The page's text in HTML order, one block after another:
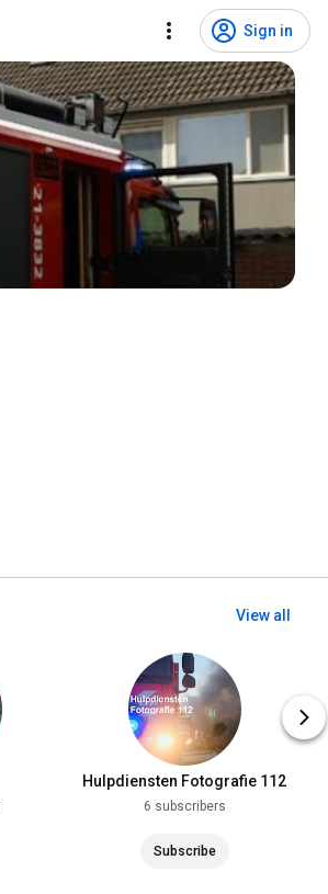
Sign in
View all
Hulpdiensten Fotografie 112
6 subscribers
Subscribe